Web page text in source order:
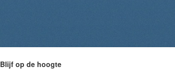
Blijf op de hoogte